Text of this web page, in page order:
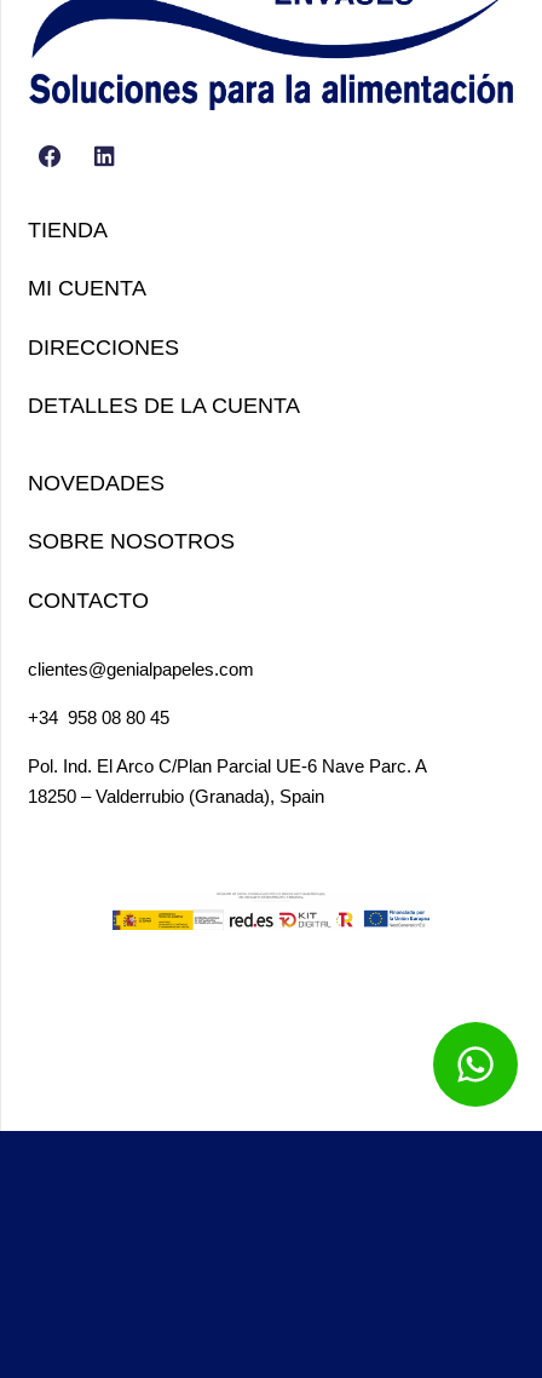
TIENDA
MI CUENTA
DIRECCIONES
DETALLES DE LA CUENTA
NOVEDADES
SOBRE NOSOTROS
CONTACTO
clientes@genialpapeles.com
+34 958 08 80 45
Pol. Ind. El Arco C/Plan Parcial UE-6 Nave Parc. A
18250 – Valderrubio (Granada), Spain